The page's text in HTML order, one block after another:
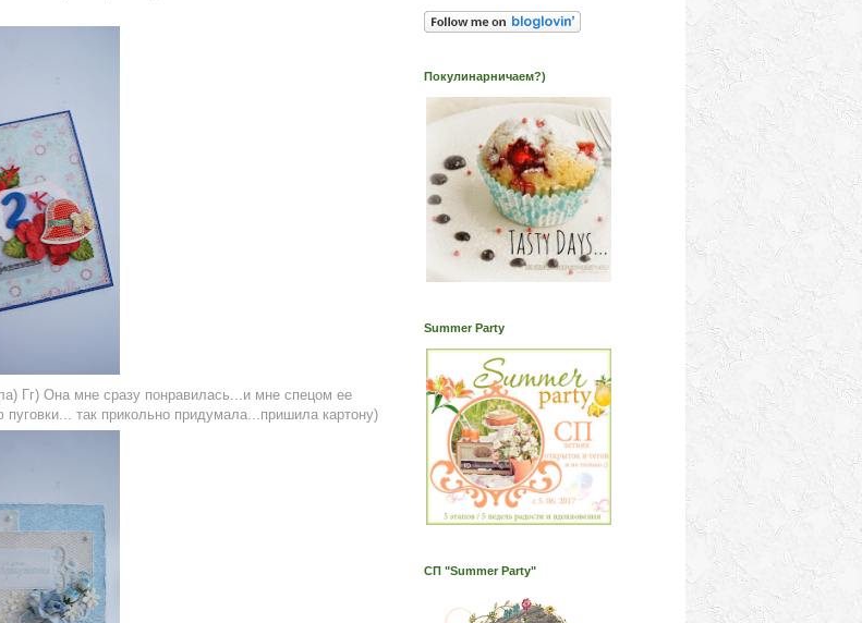
Гг) Она мне сразу понравилась...и мне спецом ее
так прикольно придумала...пришила картону)
Покулинарничаем?)
Summer Party
СП "Summer Party"